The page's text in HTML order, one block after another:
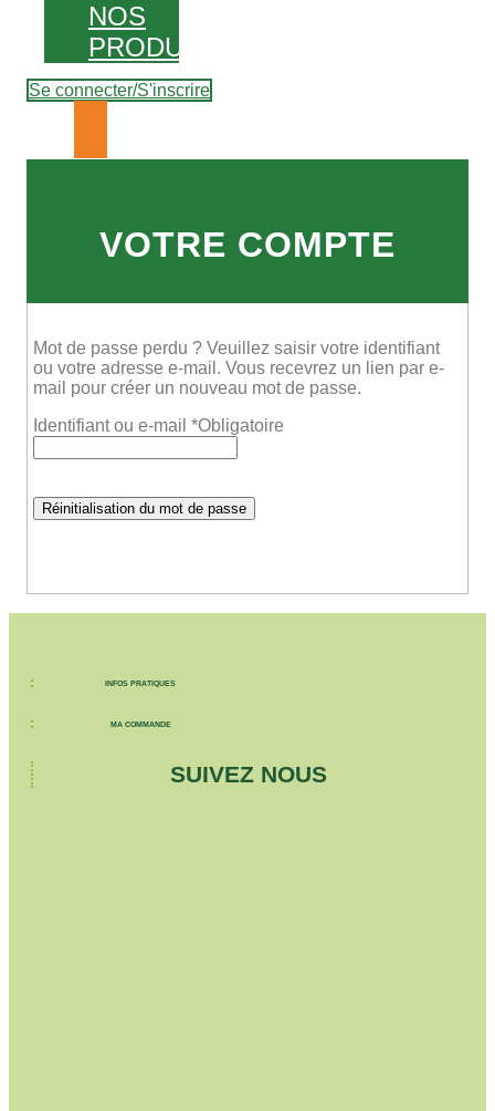
NOS
PRODUITS
Se connecter/S'inscrire
VOTRE COMPTE
Mot de passe perdu ? Veuillez saisir votre identifiant
ou votre adresse e-mail. Vous recevrez un lien par e-
mail pour créer un nouveau mot de passe.
Identifiant ou e-mail *Obligatoire
Réinitialisation du mot de passe
INFOS PRATIQUES
MA COMMANDE
SUIVEZ NOUS